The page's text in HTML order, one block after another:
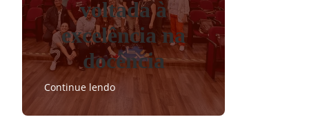
voltada à
excelência na
docência
Continue lendo